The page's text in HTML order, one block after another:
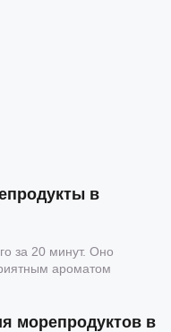
в
за 20 минут. Оно
ароматом
морепродуктов в